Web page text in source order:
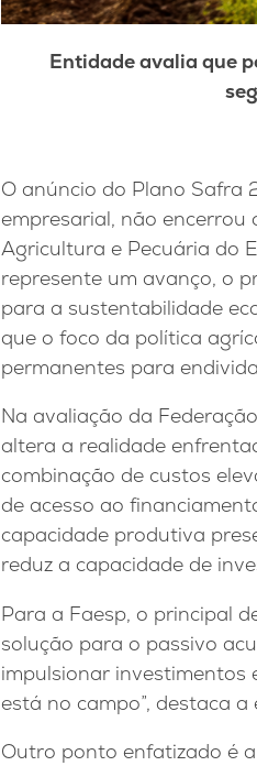
Entidade avalia que
O anúncio do Plano Safra
empresarial, não encerrou
Agricultura e Pecuária do
represente um avanço, o
para a sustentabilidade
que o foco da política
permanentes para
Na avaliação da
altera a realidade
combinação de custos
de acesso ao
capacidade produtiva
reduz a capacidade de
Para a Faesp, o principal
solução para o passivo
impulsionar investimentos
está no campo”, destaca a
Outro ponto enfatizado é